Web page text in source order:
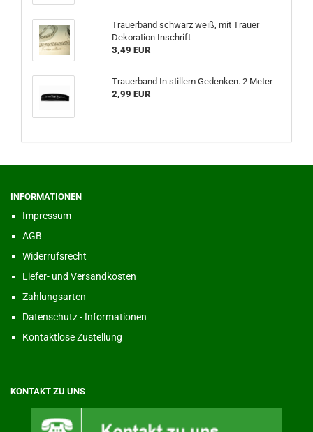
Trauerband schwarz weiß, mit Trauer
Dekoration Inschrift
3,49 EUR
Trauerband In stillem Gedenken. 2 Meter
2,99 EUR
INFORMATIONEN
Impressum
AGB
Widerrufsrecht
Liefer- und Versandkosten
Zahlungsarten
Datenschutz - Informationen
Kontaktlose Zustellung
KONTAKT ZU UNS